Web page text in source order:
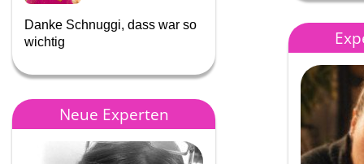
Danke Schnuggi, dass war so
wichtig
Danke für deinen Blick auf
Neue Experten